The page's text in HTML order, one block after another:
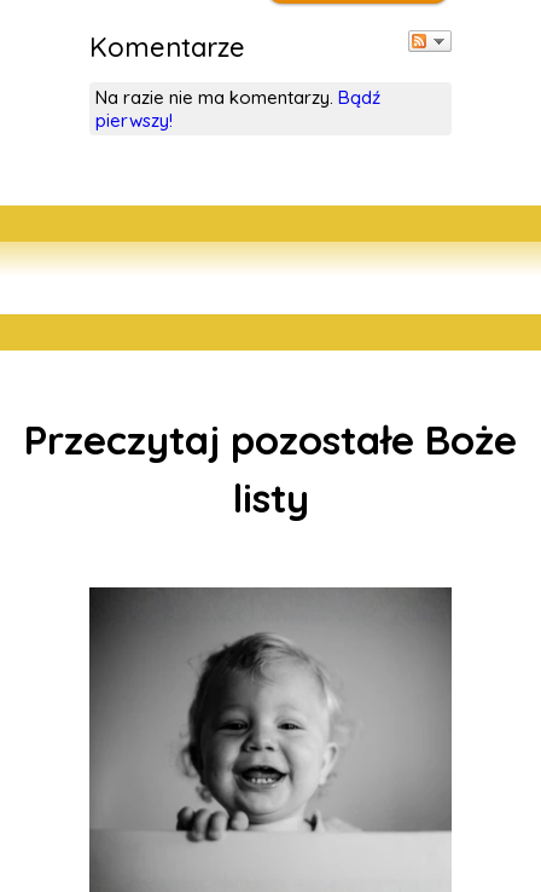
Komentarze
Na razie nie ma komentarzy. Bądź
pierwszy!
Przeczytaj pozostałe Boże
listy